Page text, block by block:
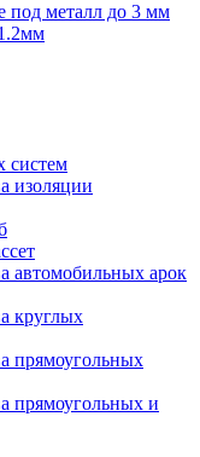
металл до 3 мм
систем
изоляции
автомобильных арок
круглых
прямоугольных
прямоугольных и